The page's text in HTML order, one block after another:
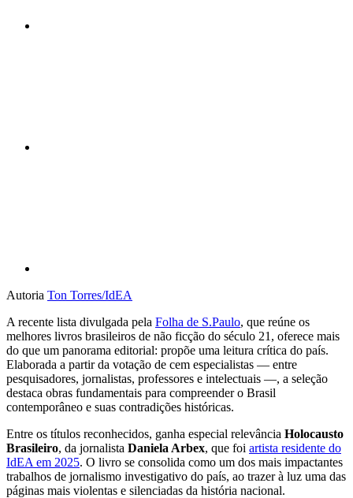
Autoria Ton Torres/IdEA
A recente lista divulgada pela Folha de S.Paulo, que reúne os
melhores livros brasileiros de não ficção do século 21, oferece mais
do que um panorama editorial: propõe uma leitura crítica do país.
Elaborada a partir da votação de cem especialistas — entre
pesquisadores, jornalistas, professores e intelectuais —, a seleção
destaca obras fundamentais para compreender o Brasil
contemporâneo e suas contradições históricas.
Entre os títulos reconhecidos, ganha especial relevância Holocausto
Brasileiro, da jornalista Daniela Arbex, que foi artista residente do
IdEA em 2025. O livro se consolida como um dos mais impactantes
trabalhos de jornalismo investigativo do país, ao trazer à luz uma das
páginas mais violentas e silenciadas da história nacional.